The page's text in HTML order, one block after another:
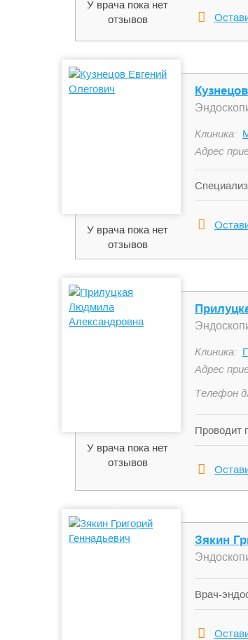
У врача пока нет
отзывов
при
У врача пока нет
отзывов
Клиника:
Адрес
брюшной
У врача пока нет
отзывов
Клиника:
Адрес
Телефон
Проводит
Зякин
Врач-